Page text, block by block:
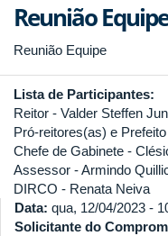
Reunião Equipe
Reunião Equipe
Lista de Participantes:
Reitor - Valder Steffen
Pró-reitores(as) e
Chefe de Gabinete -
Assessor - Armindo
DIRCO - Renata Neiva
Data: qua, 12/04/2023 -
Solicitante do